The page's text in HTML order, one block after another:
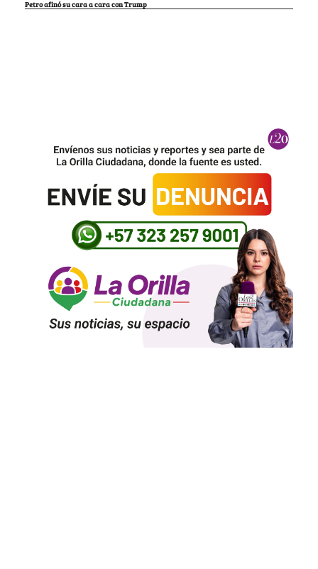
Petro afinó su cara a cara con Trump